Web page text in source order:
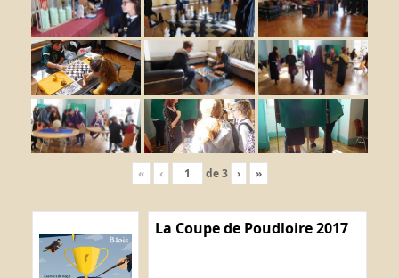
« ‹ de3 › »
La Coupe de Poudloire 2017